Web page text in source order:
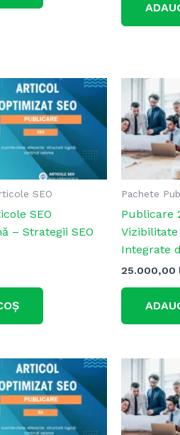
SEO
SEO
– Strategii SEO
Pachete
Publicare
Integrate
25.000,00